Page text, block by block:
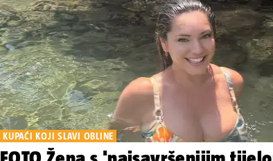
KUPAĆI KOJI SLAVI OBLINE